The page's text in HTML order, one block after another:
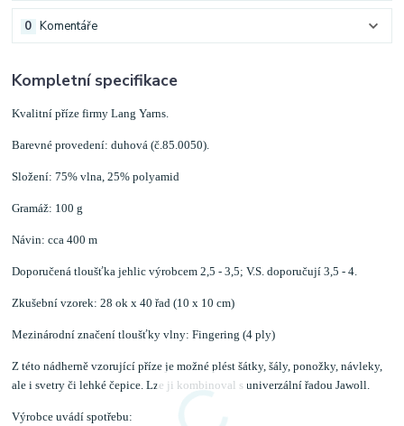
Komentáře
0
Kompletní specifikace
Kvalitní příze firmy Lang Yarns.
Barevné provedení: duhová (č.85.0050).
Složení: 75% vlna, 25% polyamid
Gramáž: 100 g
Návin: cca 400 m
Doporučená tloušťka jehlic výrobcem 2,5 - 3,5; V.S. doporučují 3,5 - 4.
Zkušební vzorek: 28 ok x 40 řad (10 x 10 cm)
Mezinárodní značení tloušťky vlny: Fingering (4 ply)
Z této nádherně vzorující příze je možné plést šátky, šály, ponožky, návleky,
ale i svetry či lehké čepice. Lze ji kombinoval s univerzální řadou Jawoll.
Výrobce uvádí spotřebu: